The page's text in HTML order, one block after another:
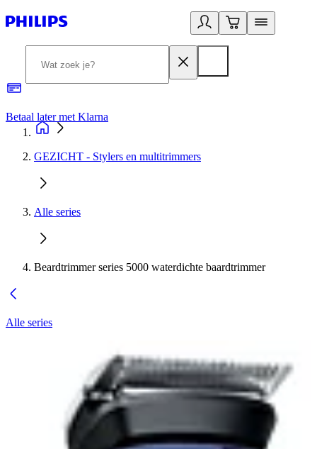
Betaal later met Klarna
GEZICHT - Stylers en multitrimmers
Alle series
Beardtrimmer series 5000 waterdichte baardtrimmer
Alle series